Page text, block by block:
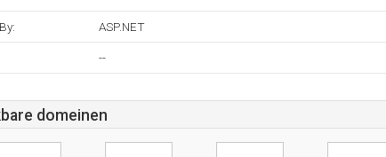
ASP.NET
--
domeinen